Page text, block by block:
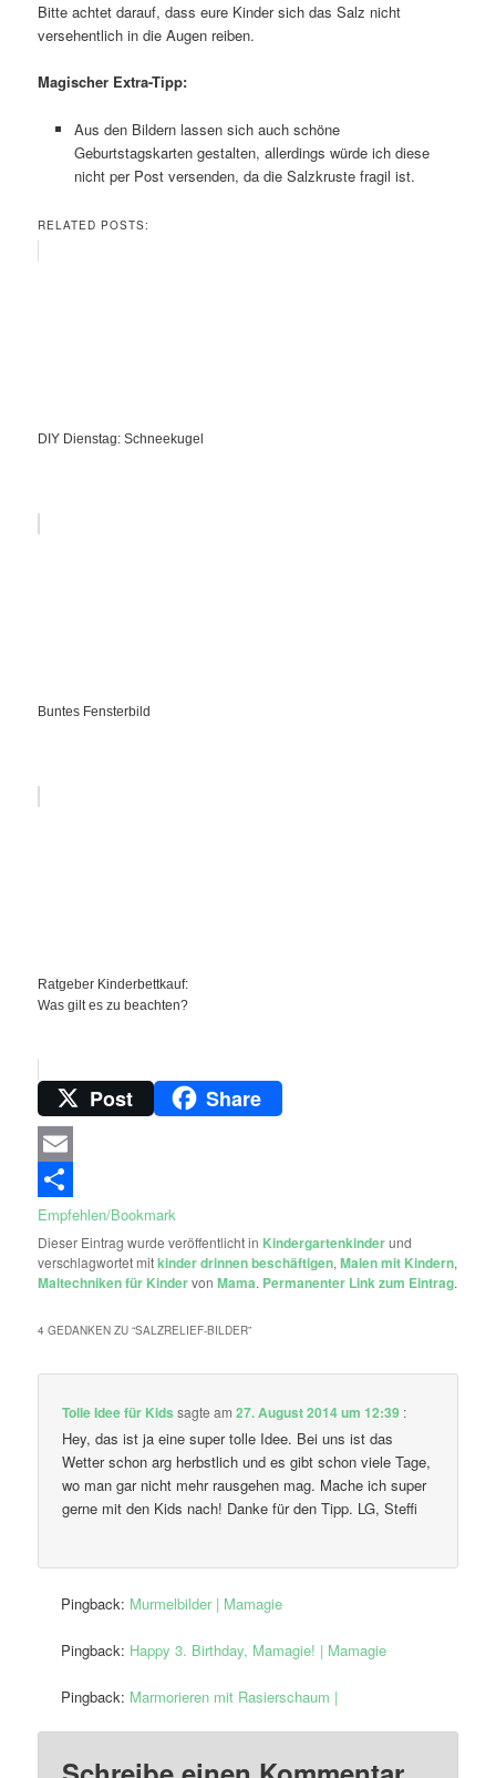
Bitte achtet darauf, dass eure Kinder sich das Salz nicht
versehentlich in die Augen reiben.
Magischer Extra-Tipp:
Aus den Bildern lassen sich auch schöne
Geburtstagskarten gestalten, allerdings würde ich diese
nicht per Post versenden, da die Salzkruste fragil ist.
RELATED POSTS:
DIY Dienstag: Schneekugel
Buntes Fensterbild
Ratgeber Kinderbettkauf:
Was gilt es zu beachten?
Post Share
Email
Empfehlen/Bookmark
Dieser Eintrag wurde veröffentlicht in Kindergartenkinderund
verschlagwortet mitkinder drinnen beschäftigen,Malen mit Kindern,
Maltechniken für KindervonMama. Permanenter Link zum Eintrag.
4 GEDANKEN ZU “SALZRELIEF-BILDER”
Tolle Idee für Kids sagte am27. August 2014 um 12:39 :
Hey, das ist ja eine super tolle Idee. Bei uns ist das
Wetter schon arg herbstlich und es gibt schon viele Tage,
wo man gar nicht mehr rausgehen mag. Mache ich super
gerne mit den Kids nach! Danke für den Tipp. LG, Steffi
Pingback: Murmelbilder | Mamagie
Pingback: Happy 3. Birthday, Mamagie! | Mamagie
Pingback: Marmorieren mit Rasierschaum |